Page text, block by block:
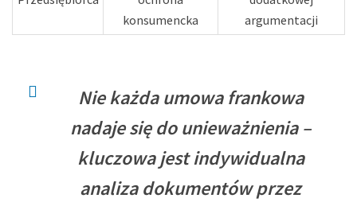
konsumencka
argumentacji
Nie każda umowa frankowa
nadaje się do unieważnienia –
kluczowa jest indywidualna
analiza dokumentów przez